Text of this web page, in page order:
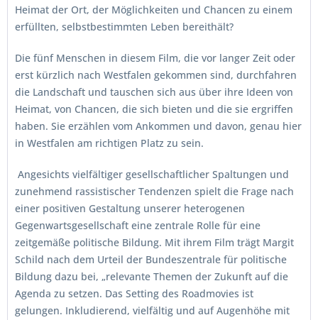
Heimat der Ort, der Möglichkeiten und Chancen zu einem
erfüllten, selbstbestimmten Leben bereithält?
Die fünf Menschen in diesem Film, die vor langer Zeit oder
erst kürzlich nach Westfalen gekommen sind, durchfahren
die Landschaft und tauschen sich aus über ihre Ideen von
Heimat, von Chancen, die sich bieten und die sie ergriffen
haben. Sie erzählen vom Ankommen und davon, genau hier
in Westfalen am richtigen Platz zu sein.
Angesichts vielfältiger gesellschaftlicher Spaltungen und
zunehmend rassistischer Tendenzen spielt die Frage nach
einer positiven Gestaltung unserer heterogenen
Gegenwartsgesellschaft eine zentrale Rolle für eine
zeitgemäße politische Bildung. Mit ihrem Film trägt Margit
Schild nach dem Urteil der Bundeszentrale für politische
Bildung dazu bei, „relevante Themen der Zukunft auf die
Agenda zu setzen. Das Setting des Roadmovies ist
gelungen. Inkludierend, vielfältig und auf Augenhöhe mit